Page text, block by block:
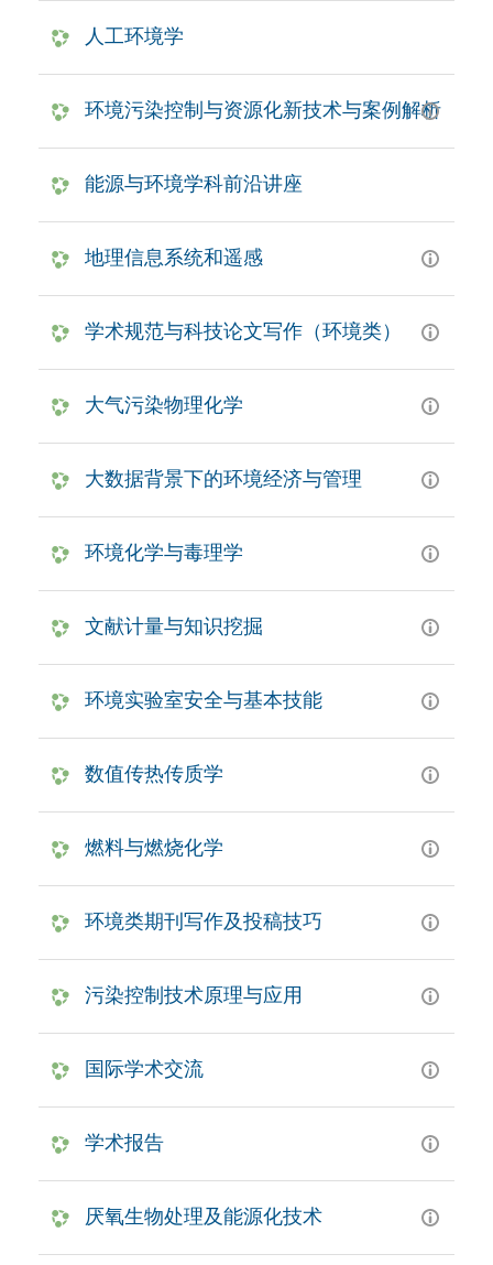
人工环境学
环境污染控制与资源化新技术与案例解析
能源与环境学科前沿讲座
地理信息系统和遥感
学术规范与科技论文写作（环境类）
大气污染物理化学
大数据背景下的环境经济与管理
环境化学与毒理学
文献计量与知识挖掘
环境实验室安全与基本技能
数值传热传质学
燃料与燃烧化学
环境类期刊写作及投稿技巧
污染控制技术原理与应用
国际学术交流
学术报告
厌氧生物处理及能源化技术